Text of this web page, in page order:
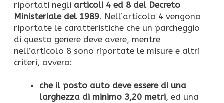
riportati negli articoli 4 ed 8 del Decreto
Ministeriale del 1989. Nell’articolo 4 vengono
riportate le caratteristiche che un parcheggio
di questo genere deve avere, mentre
nell’articolo 8 sono riportate le misure e altri
criteri, ovvero:
che il posto auto deve essere di una
larghezza di minimo 3,20 metri, ed una